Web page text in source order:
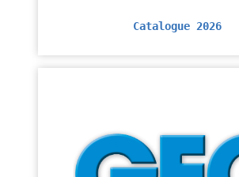
Catalogue 2026